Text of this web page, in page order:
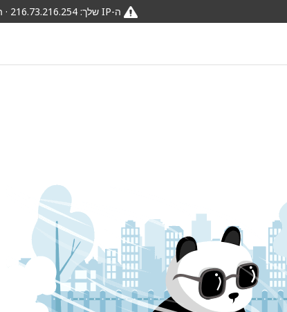
ה-IP שלך: 216.73.216.254 · הסטטוס שלך: